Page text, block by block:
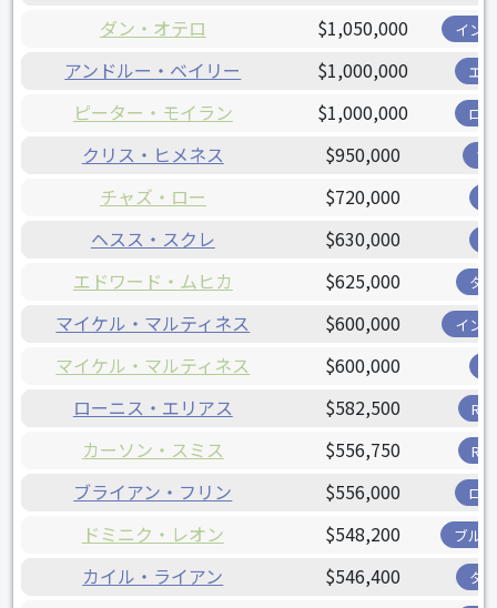
ダン・オテロ $1,050,000 イン
アンドルー・ベイリー $1,000,000 エ
ピーター・モイラン $1,000,000 ロ
クリス・ヒメネス $950,000 ツ
チャズ・ロー $720,000
ヘスス・スクレ $630,000
エドワード・ムヒカ $625,000 タ
マイケル・マルティネス $600,000 イン
マイケル・マルティネス $600,000
ローニス・エリアス $582,500 R
カーソン・スミス $556,750 R
ブライアン・フリン $556,000 ロ
ドミニク・レオン $548,200 ブル
カイル・ライアン $546,400 タ